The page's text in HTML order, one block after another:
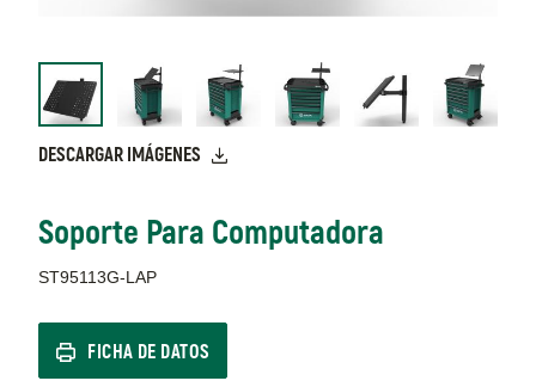
DESCARGAR IMÁGENES
Soporte Para Computadora
ST95113G-LAP
FICHA DE DATOS